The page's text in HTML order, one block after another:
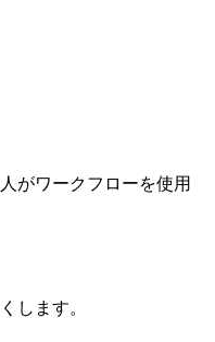
がワークフローを使用
します。